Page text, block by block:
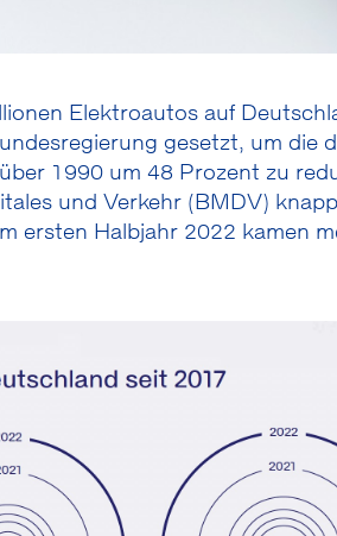
Elektroautos auf
gesetzt, um die
1990 um 48 Prozent zu
und Verkehr (BMDV)
ersten Halbjahr 2022 kamen